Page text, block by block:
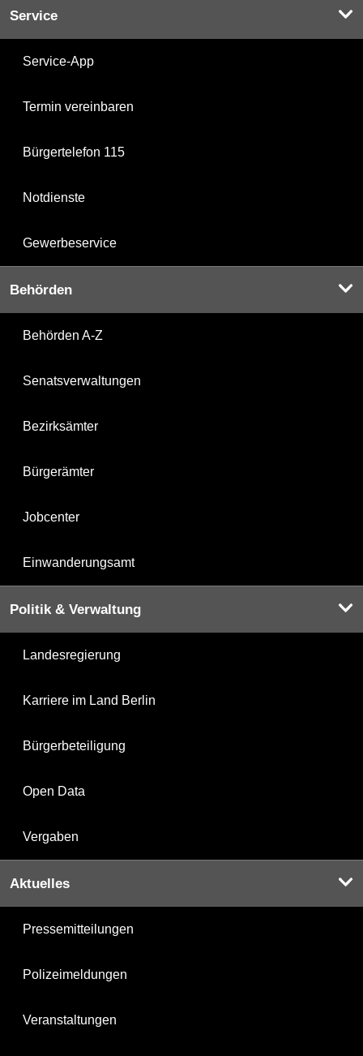
Service
Service-App
Termin vereinbaren
Bürgertelefon 115
Notdienste
Gewerbeservice
Behörden
Behörden A-Z
Senatsverwaltungen
Bezirksämter
Bürgerämter
Jobcenter
Einwanderungsamt
Politik & Verwaltung
Landesregierung
Karriere im Land Berlin
Bürgerbeteiligung
Open Data
Vergaben
Aktuelles
Pressemitteilungen
Polizeimeldungen
Veranstaltungen